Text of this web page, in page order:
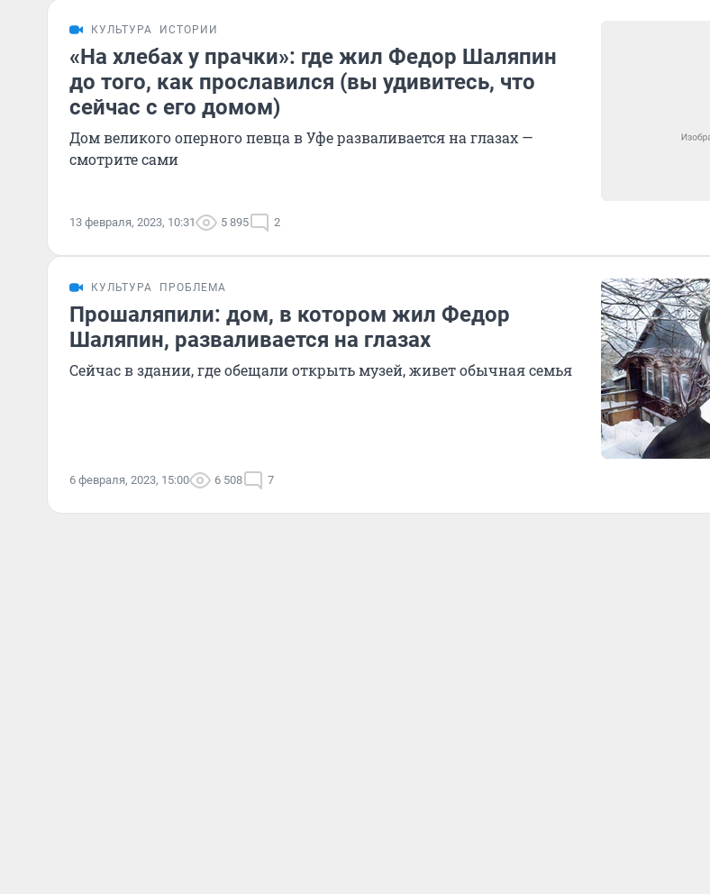
КУЛЬТУРА ИСТОРИИ
«На хлебах у прачки»: где жил Федор Шаляпин
до того, как прославился (вы удивитесь, что
сейчас с его домом)
Дом великого оперного певца в Уфе разваливается на глазах —
смотрите сами
13 февраля, 2023, 10:31 5 895 2
КУЛЬТУРА ПРОБЛЕМА
Прошаляпили: дом, в котором жил Федор
Шаляпин, разваливается на глазах
Сейчас в здании, где обещали открыть музей, живет обычная семья
6 февраля, 2023, 15:00 6 508 7